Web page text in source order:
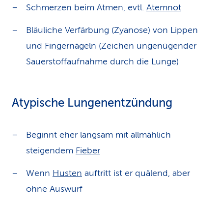
Schmerzen beim Atmen, evtl. Atemnot
Bläuliche Verfärbung (Zyanose) von Lippen
und Fingernägeln (Zeichen ungenügender
Sauerstoffaufnahme durch die Lunge)
Atypische Lungenentzündung
Beginnt eher langsam mit allmählich
steigendem Fieber
Wenn Husten auftritt ist er quälend, aber
ohne Auswurf